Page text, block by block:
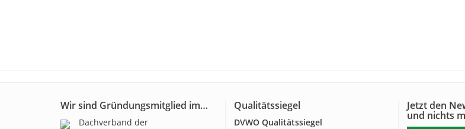
Wir sind Gründungsmitglied im…
Dachverband der
Qualitätssiegel
DVWO Qualitätssiegel
Jetzt den
und nichts